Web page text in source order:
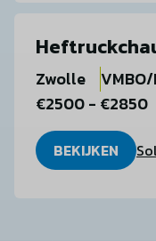
Zwolle
€2500 - €2850
BEKIJKEN